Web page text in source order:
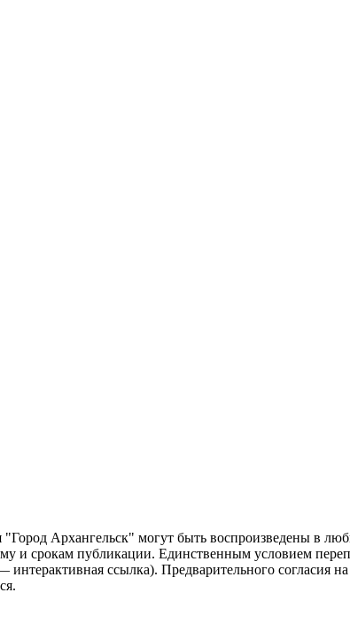
Архангельск" могут быть воспроизведены в
срокам публикации. Единственным условием
ссылка). Предварительного согласия